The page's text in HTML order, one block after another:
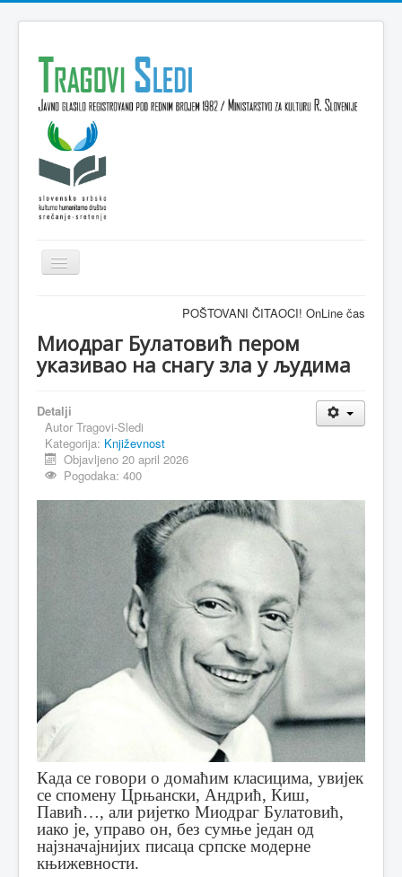
Isključi
navigaciju
VESTI
KULTURA
MAGAZIN
FELJTON
PISMA ČITALACA
POŠTOVANI ČITAOCI! OnLine časopis
Миодраг Булатовић пером
указивао на снагу зла у људима
Detalji
Autor Tragovi-Sledi
Kategorija: Književnost
Objavljeno 20 april 2026
Pogodaka: 400
Када се говори о домаћим класицима, увијек
се спомену Црњански, Андрић, Киш,
Павић…, али ријетко Миодраг Булатовић,
иако је, управо он, без сумње један од
најзначајнијих писаца српске модерне
књижевности.